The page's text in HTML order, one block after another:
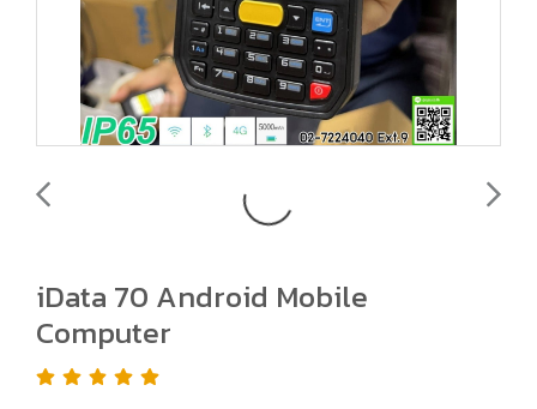
iData 70 Android Mobile
Computer